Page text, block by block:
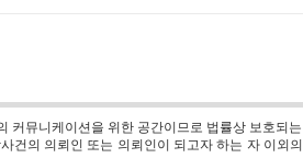
뮤니케이션을 위한 공간이므로 법률상 보호되
의 의뢰인 또는 의뢰인이 되고자 하는 자 이외